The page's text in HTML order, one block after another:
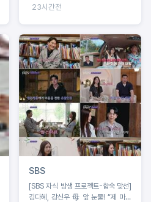
23시간전
SBS
[SBS 자식 방생 프로젝트-합숙 맞선]
김다혜, 강신우 母 앞 눈물! “제 마음